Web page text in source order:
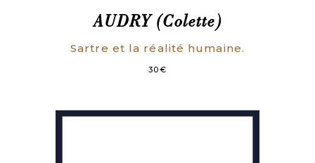
AUDRY (Colette)
Sartre et la réalité humaine.
30€